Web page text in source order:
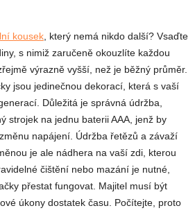
kousek , který nemá nikdo další? Vsaďte
s nimiž zaručeně okouzlíte každou
výrazně vyšší, než je běžný průměr.
jsou jedinečnou dekorací, která s vaší
Důležitá je správná údržba,
strojek na jednu baterii AAA, jenž by
napájení. Údržba řetězů a závaží
je ale nádhera na vaší zdi, kterou
čištění nebo mazání je nutné,
přestat fungovat. Majitel musí být
úkony dostatek času. Počítejte, proto